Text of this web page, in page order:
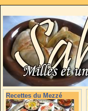
Recettes du Mezzé